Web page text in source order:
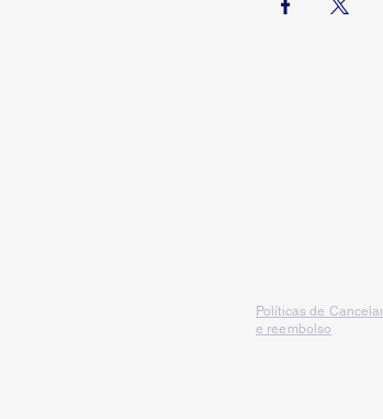
Políticas de
e reembolso